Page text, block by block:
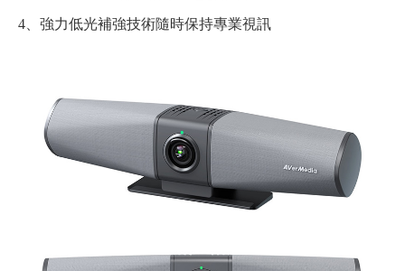
4、強力低光補強技術隨時保持專業視訊